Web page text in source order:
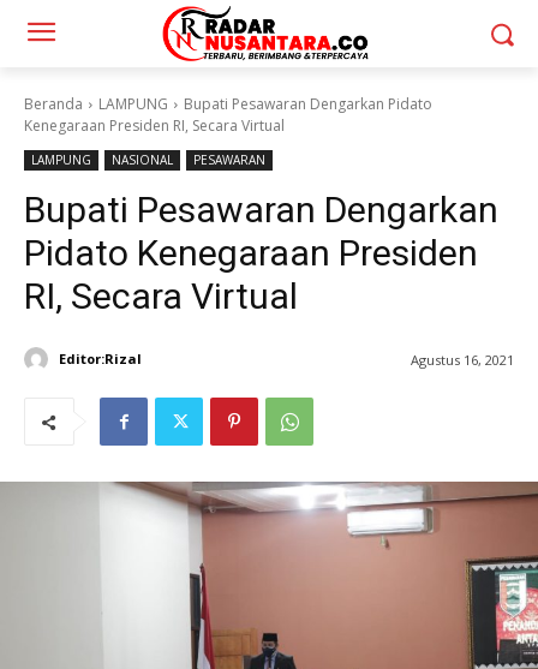
Beranda LAMPUNG
Bupati Pesawaran Dengarkan Pidato
Kenegaraan Presiden RI, Secara Virtual
LAMPUNG NASIONAL PESAWARAN
Bupati Pesawaran Dengarkan
Pidato Kenegaraan Presiden
RI, Secara Virtual
Editor:Rizal Agustus 16, 2021